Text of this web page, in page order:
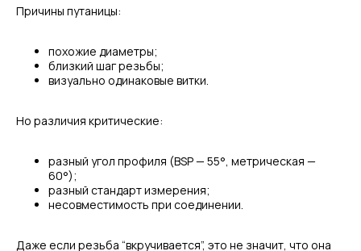
Причины путаницы:
похожие диаметры;
близкий шаг резьбы;
визуально одинаковые витки.
Но различия критические:
разный угол профиля (BSP — 55°, метрическая —
60°);
разный стандарт измерения;
несовместимость при соединении.
Даже если резьба “вкручивается”, это не значит, что она